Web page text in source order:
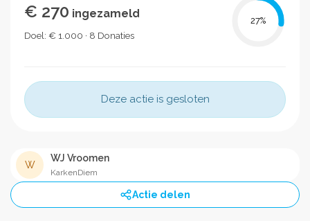
€ 270 ingezameld
Doel: € 1.000 · 8 Donaties
27%
Deze actie is gesloten
W
WJ Vroomen
KarkenDiem
Actie delen